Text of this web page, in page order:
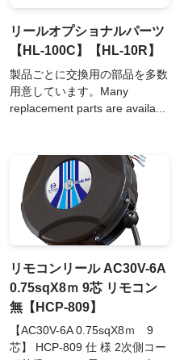
リールオプショナルパーツ
【HL-100C】【HL-10R】
製品ごとに交換用の部品を多数
用意しています。Many
replacement parts are availa...
リモコンリール AC30V-6A
0.75sqX8ｍ 9芯 リモコン
無【HCP-809】
【AC30V-6A 0.75sqX8ｍ 9
芯】 HCP-809 仕 様 2次側コー